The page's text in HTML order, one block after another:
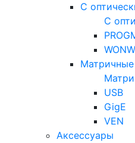
С
С
Матричные
USB
GigE
VEN
Аксессуары